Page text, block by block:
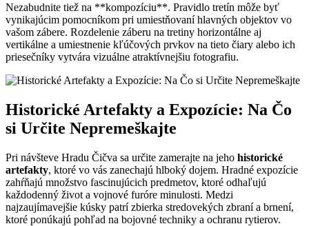
Nezabudnite tiež na **kompozíciu**. Pravidlo tretín môže byť
vynikajúcim pomocníkom pri umiestňovaní hlavných objektov vo
vašom zábere. Rozdelenie záberu na tretiny horizontálne aj
vertikálne a umiestnenie kľúčových prvkov na tieto čiary alebo ich
priesečníky vytvára vizuálne atraktívnejšiu fotografiu.
Historické Artefakty a Expozície: Na Čo
si Určite Nepremeškajte
Pri návšteve Hradu Čičva sa určite zamerajte na jeho historické
artefakty, ktoré vo vás zanechajú hlboký dojem. Hradné expozície
zahŕňajú množstvo fascinujúcich predmetov, ktoré odhaľujú
každodenný život a vojnové furóre minulosti. Medzi
najzaujímavejšie kúsky patrí zbierka stredovekých zbraní a brnení,
ktoré ponúkajú pohľad na bojovné techniky a ochranu rytierov.